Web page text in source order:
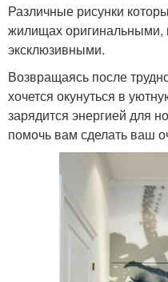
Различные рисунки
жилищах оригинальными,
эксклюзивными.
Возвращаясь после
хочется окунуться в
зарядится энергией для
помочь вам сделать ваш